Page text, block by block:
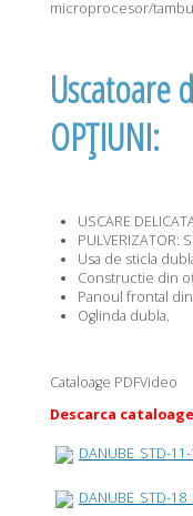
microprocesor/
Uscatoare
OPȚIUNI:
USCARE
Usa de sticla
Constructie din
Panoul frontal
Oglinda dubla.
Cataloage PDFVideo
Descarca cataloage
DANUBE_STD-
DANUBE_STD-